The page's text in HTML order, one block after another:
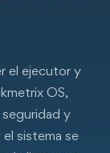
el ejecutor y
OS,
y
sistema se